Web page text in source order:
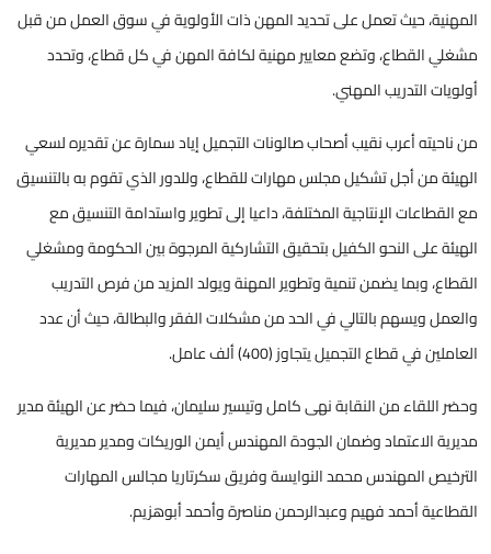
المهنية، حيث تعمل على تحديد المهن ذات الأولوية في سوق العمل من قبل
مشغلي القطاع، وتضع معايير مهنية لكافة المهن في كل قطاع، وتحدد
أولويات التدريب المهني.
من ناحيته أعرب نقيب أصحاب صالونات التجميل إياد سمارة عن تقديره لسعي
الهيئة من أجل تشكيل مجلس مهارات للقطاع، وللدور الذي تقوم به بالتنسيق
مع القطاعات الإنتاجية المختلفة، داعيا إلى تطوير واستدامة التنسيق مع
الهيئة على النحو الكفيل بتحقيق التشاركية المرجوة بين الحكومة ومشغلي
القطاع، وبما يضمن تنمية وتطوير المهنة ويولد المزيد من فرص التدريب
والعمل ويسهم بالتالي في الحد من مشكلات الفقر والبطالة، حيث أن عدد
العاملين في قطاع التجميل يتجاوز (400) ألف عامل.
وحضر اللقاء من النقابة نهى كامل وتيسير سليمان، فيما حضر عن الهيئة مدير
مديرية الاعتماد وضمان الجودة المهندس أيمن الوريكات ومدير مديرية
الترخيص المهندس محمد النوايسة وفريق سكرتاريا مجالس المهارات
القطاعية أحمد فهيم وعبدالرحمن مناصرة وأحمد أبوهزيم.